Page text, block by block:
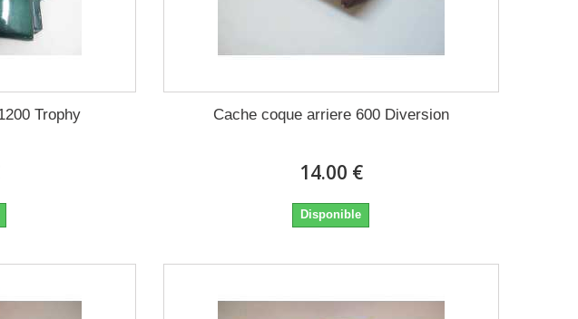
Trophy Cache coque arriere 600 Diversion
14.00 €
Disponible